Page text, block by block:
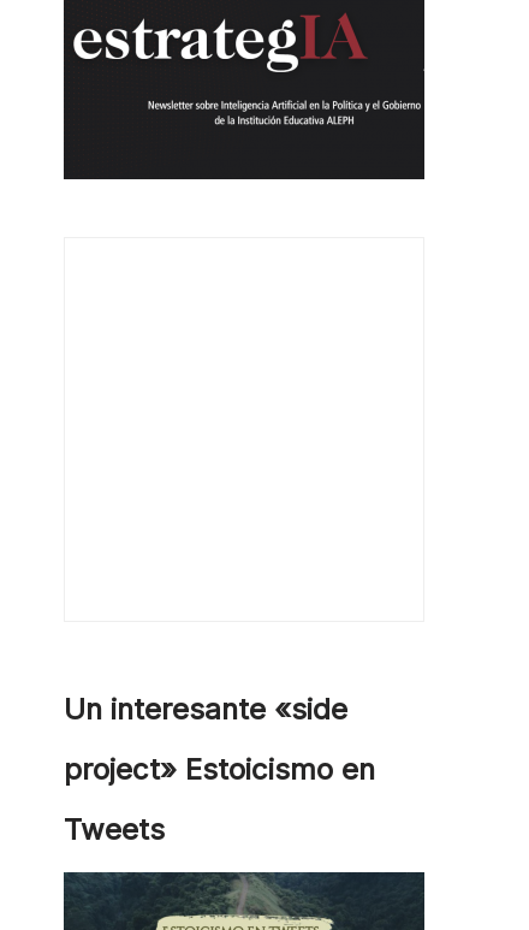
Un interesante «side
project» Estoicismo en
Tweets